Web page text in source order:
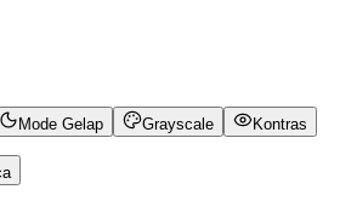
Mode Gelap Grayscale Kontras